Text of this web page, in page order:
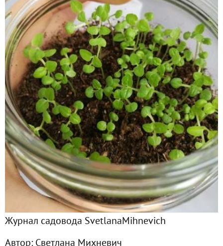
Журнал садовода SvetlanaMihnevich
Автор: Светлана Михневич
Главная
Подписчики 3
Все публикации 9
Фото 22
Сейчас обсуждают
Мои тюльпаны. Май 2019
Томаты сезона-2018. Что у меня выросло!
Такая непростая тыква. Тыквы с выставки в Латвии